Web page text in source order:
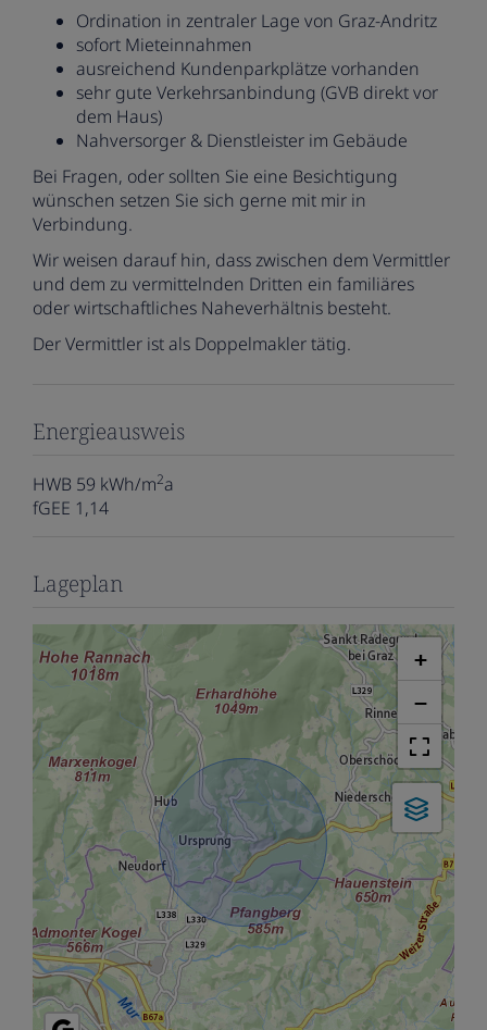
Ordination in zentraler Lage von Graz-Andritz
sofort Mieteinnahmen
ausreichend Kundenparkplätze vorhanden
sehr gute Verkehrsanbindung (GVB direkt vor
dem Haus)
Nahversorger & Dienstleister im Gebäude
Bei Fragen, oder sollten Sie eine Besichtigung
wünschen setzen Sie sich gerne mit mir in
Verbindung.
Wir weisen darauf hin, dass zwischen dem Vermittler
und dem zu vermittelnden Dritten ein familiäres
oder wirtschaftliches Naheverhältnis besteht.
Der Vermittler ist als Doppelmakler tätig.
Energieausweis
HWB 59 kWh/m2a
fGEE 1,14
Lageplan
+
−